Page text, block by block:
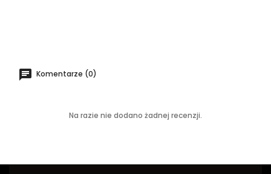
Komentarze (0)
Na razie nie dodano żadnej recenzji.